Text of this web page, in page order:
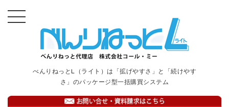
べんりねっとL（ライト）は「拡げやすさ」と「続けやす
さ」のパッケージ型一括購買システム